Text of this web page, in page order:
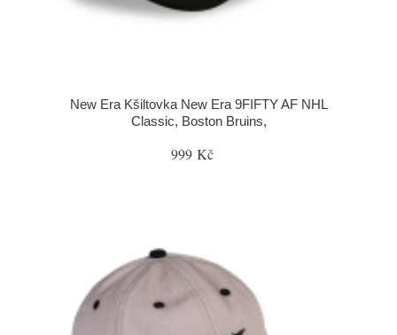
New Era Kšiltovka New Era 9FIFTY AF NHL
Classic, Boston Bruins,
999 Kč